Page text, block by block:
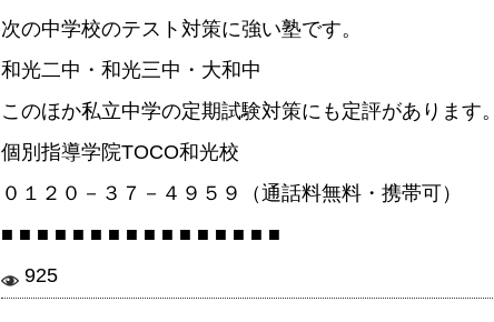
次の中学校のテスト対策に強い塾です。
和光二中・和光三中・大和中
このほか私立中学の定期試験対策にも定評があります。
個別指導学院TOCO和光校
０１２０－３７－４９５９（通話料無料・携帯可）
■ ■ ■ ■ ■ ■ ■ ■ ■ ■ ■ ■ ■ ■ ■ ■
925